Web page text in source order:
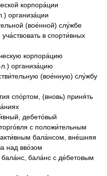
корпора́ции
организа́ции
(вое́нной) слу́жбе
в спорти́вных
корпора́цию
л.) организа́цию
(вое́нную) слу́жбу
спо́ртом, (вновь) приня́ть
дебето́вый
с положи́тельным
бала́нсом, вне́шняя
над вво́зом
бала́нс, бала́нс с де́бетовым